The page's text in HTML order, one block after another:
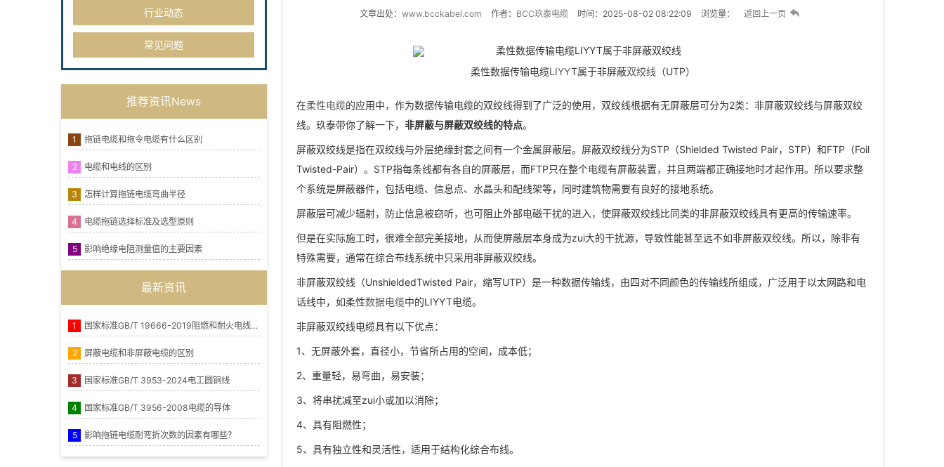
行业动态
常见问题
推荐资讯News
1 拖链电缆和拖令电缆有什么区别
2 电缆和电线的区别
3 怎样计算拖链电缆弯曲半径
4 电缆拖链选择标准及选型原则
5 影响绝缘电阻测量值的主要因素
最新资讯
1 国家标准GB/T 19666-2019阻燃和耐火电线电缆或光缆通则
2 屏蔽电缆和非屏蔽电缆的区别
3 国家标准GB/T 3953-2024电工圆铜线
4 国家标准GB/T 3956-2008电缆的导体
5 影响拖链电缆耐弯折次数的因素有哪些？
文章出处： www.bcckabel.com 作者： BCC玖泰电缆 时间：2025-08-02 08:22:09 浏览量： 返回上一页
柔性数据传输电缆LIYYT属于非屏蔽双绞线 （UTP）
在柔性电缆的应用中，作为数据传输电缆的双绞线得到了广泛的使用，双绞线根据有无屏蔽层可分为2类：非屏蔽双绞线与屏蔽双绞
线。玖泰带你了解一下， 非屏蔽与屏蔽双绞线的特点。
屏蔽双绞线是指在双绞线与外层绝缘封套之间有一个金属屏蔽层。屏蔽双绞线分为STP（Shielded Twisted Pair，STP）和FTP（Foil
Twisted-Pair）。STP指每条线都有各自的屏蔽层，而FTP只在整个电缆有屏蔽装置，并且两端都正确接地时才起作用。所以要求整
个系统是屏蔽器件，包括电缆、信息点、水晶头和配线架等，同时建筑物需要有良好的接地系统。
屏蔽层可减少辐射，防止信息被窃听，也可阻止外部电磁干扰的进入，使屏蔽双绞线比同类的非屏蔽双绞线具有更高的传输速率。
但是在实际施工时，很难全部完美接地，从而使屏蔽层本身成为zui大的干扰源，导致性能甚至远不如非屏蔽双绞线。所以，除非有
特殊需要，通常在综合布线系统中只采用非屏蔽双绞线。
非屏蔽双绞线（UnshieldedTwisted Pair，缩写UTP）是一种数据传输线，由四对不同颜色的传输线所组成，广泛用于以太网路和电
话线中，如柔性数据电缆中的LIYYT电缆。
非屏蔽双绞线电缆具有以下优点：
1、无屏蔽外套，直径小，节省所占用的空间，成本低；
2、重量轻，易弯曲，易安装；
3、将串扰减至zui小或加以消除；
4、具有阻燃性；
5、具有独立性和灵活性，适用于结构化综合布线。